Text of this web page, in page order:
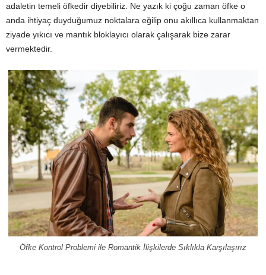
adaletin temeli öfkedir diyebiliriz. Ne yazık ki çoğu zaman öfke o
anda ihtiyaç duyduğumuz noktalara eğilip onu akıllıca kullanmaktan
ziyade yıkıcı ve mantık bloklayıcı olarak çalışarak bize zarar
vermektedir.
Öfke Kontrol Problemi ile Romantik İlişkilerde Sıklıkla Karşılaşırız